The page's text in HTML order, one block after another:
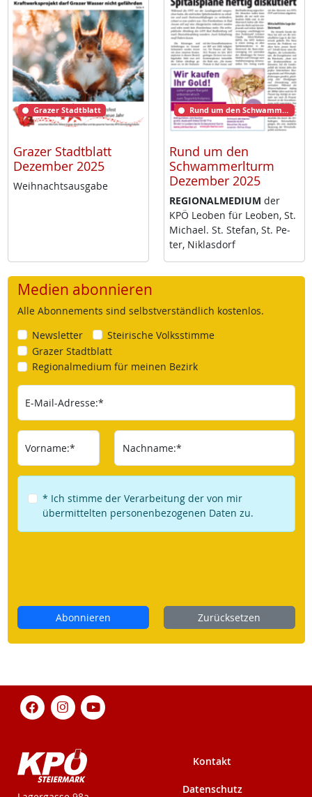
Grazer Stadtblatt
Grazer Stadtblatt
Dezember 2025
Weih­nachts­aus­ga­be
Rund um den Schwammerlturm
Rund um den
Schwammerlturm
Dezember 2025
RE­GIO­NAL­ME­DI­UM der
KPÖ Leo­ben für Leo­ben, St.
Mi­cha­el. St. Ste­fan, St. Pe­
ter, Niklas­dorf
Medien abonnieren
Alle Abonnements sind selbstverständlich kostenlos.
Newsletter
Steirische Volksstimme
Grazer Stadtblatt
Regionalmedium für meinen Bezirk
E-Mail-Adresse:*
Vorname:* Nachname:*
* Ich stimme der Verarbeitung der von mir
übermittelten personenbezogenen Daten zu.
Abonnieren Zurücksetzen
Kontakt
Datenschutz